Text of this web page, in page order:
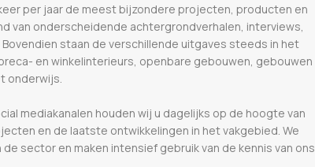
per jaar de meest bijzondere projecten, producten en
van onderscheidende achtergrondverhalen, interviews,
staan de verschillende uitgaves steeds in het
en winkelinterieurs, openbare gebouwen, gebouwen
onderwijs.
mediakanalen houden wij u dagelijks op de hoogte van
en de laatste ontwikkelingen in het vakgebied. We
sector en maken intensief gebruik van de kennis van ons